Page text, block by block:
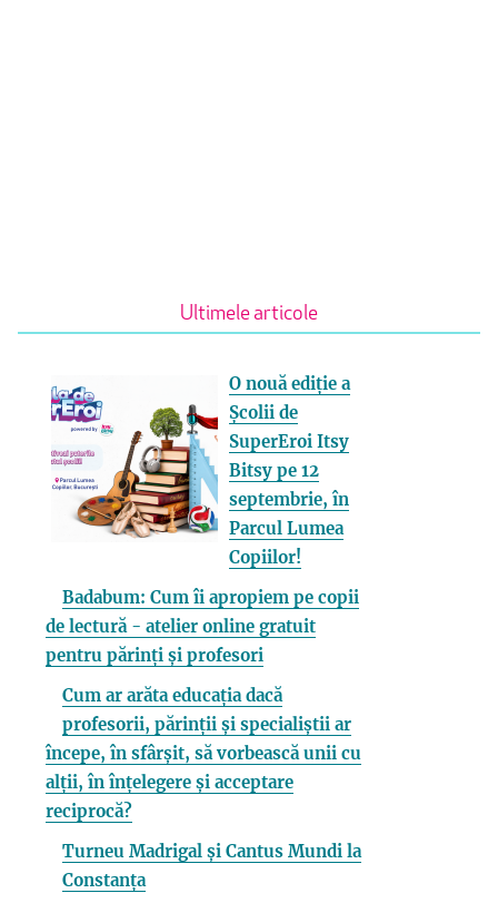
Ultimele articole
O nouă ediție a
Școlii de
SuperEroi Itsy
Bitsy pe 12
septembrie, în
Parcul Lumea
Copiilor!
Badabum: Cum îi apropiem pe copii
de lectură - atelier online gratuit
pentru părinți și profesori
Cum ar arăta educația dacă
profesorii, părinții și specialiștii ar
începe, în sfârșit, să vorbească unii cu
alții, în înțelegere și acceptare
reciprocă?
Turneu Madrigal și Cantus Mundi la
Constanța